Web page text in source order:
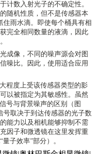
计数入射光子的不确定性。
随机性质，但不是传感器本
雨水滴。即使每个桶具有相
完全相同数量的液滴，因此
成像 ，不同的噪声源会对图
噪比。因此，使用适合应用
程度上受该传感器类型的影
以被指定为其敏感性。虽然
号与背景噪声的区别（图
号取决于到达传感器的光子数
能力以及相机能够抑制不需
因子和微透镜在这里发挥重
子效率”部分）。